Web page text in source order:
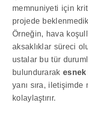
memnuniyeti için
projede
Örneğin, hava
aksaklıklar süreci
ustalar bu tür
bulundurarak esnek
yanı sıra,
kolaylaştırır.